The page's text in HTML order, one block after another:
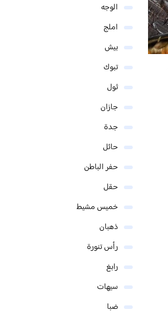
الوجه
املج
بيش
تبوك
ثول
جازان
جدة
حائل
حفر الباطن
حقل
خميس مشيط
ذهبان
رأس تنورة
رابغ
سيهات
ضبا